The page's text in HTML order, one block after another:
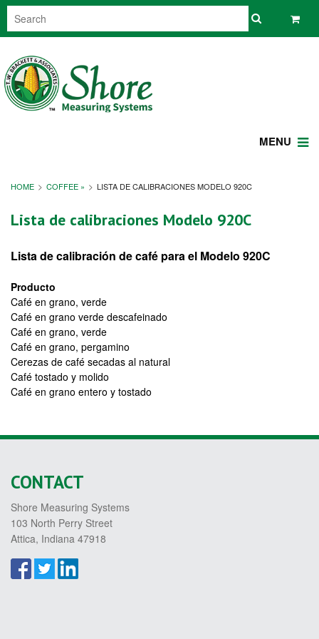
MENU
HOME COFFEE » LISTA DE CALIBRACIONES MODELO 920C
Lista de calibraciones Modelo 920C
Lista de calibración de café para el Modelo 920C
Producto
Café en grano, verde
Café en grano verde descafeinado
Café en grano, verde
Café en grano, pergamino
Cerezas de café secadas al natural
Café tostado y molido
Café en grano entero y tostado
CONTACT
Shore Measuring Systems
103 North Perry Street
Attica, Indiana 47918